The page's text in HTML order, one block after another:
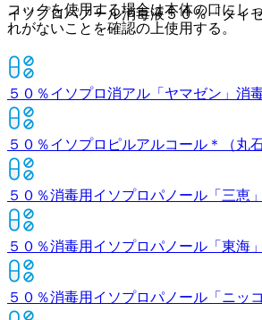
イソプロパノール消毒液５０％「タイ
コックを使用する場合は本体の口にし
れがないことを確認の上使用する。
５０％イソプロ消アル「ヤマゼン」 消
５０％イソプロピルアルコール＊（丸石
５０％消毒用イソプロパノール「三恵」
５０％消毒用イソプロパノール「東海」
５０％消毒用イソプロパノール「ニッコ